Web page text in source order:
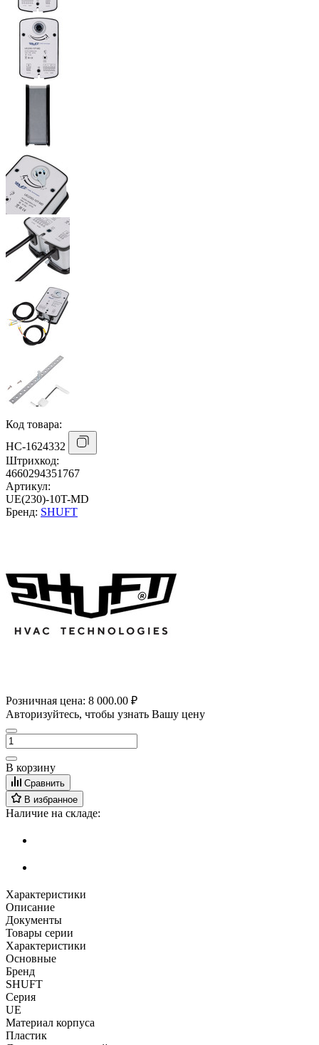
Код товара:
НС-1624332
Штрихкод:
4660294351767
Артикул:
UE(230)-10T-MD
Бренд: SHUFT
Розничная цена: 8 000.00 ₽
Авторизуйтесь, чтобы узнать Вашу цену
В корзину
Сравнить
В избранное
Наличие на складе:
Характеристики
Описание
Документы
Товары серии
Характеристики
Основные
Бренд
SHUFT
Серия
UE
Материал корпуса
Пластик